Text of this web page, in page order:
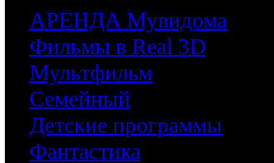
АРЕНДА Мувидома
Фильмы в Real 3D
Мультфильм
Семейный
Детские программы
Фантастика